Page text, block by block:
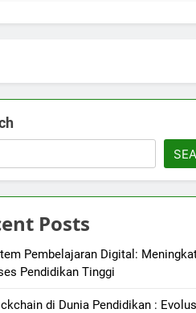
Posts
Pembelajaran Digital:
Pendidikan Tinggi
di Dunia Pendidikan :